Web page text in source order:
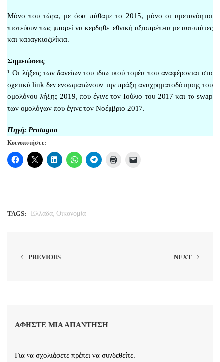
Μόνο που τώρα, με όσα πάθαμε το 2015, μόνο οι αμετανόητοι
πιστεύουν πως μπορεί να κερδηθεί εθνική αξιοπρέπεια με αυταπάτες
και καραγκιοζιλίκια.
Σημειώσεις
¹ Οι λήξεις των δανείων του ιδιωτικού τομέα που αναφέρονται στο
σχετικό link δεν ενσωματώνουν την πράξη αναχρηματοδότησης του
ομολόγου λήξης 2019, που έγινε τον Ιούλιο του 2017 και το swap
των ομολόγων που έγινε τον Νοέμβριο 2017.
Πηγή: Protagon
Κοινοποιήστε:
TAGS: Ελλάδα, Οικονομία
PREVIOUS NEXT
ΑΦΉΣΤΕ ΜΙΑ ΑΠΆΝΤΗΣΗ
Για να σχολιάσετε πρέπει να συνδεθείτε.